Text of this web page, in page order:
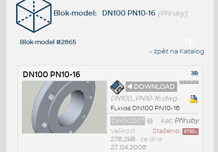
Blok-model: DN100 PN10-16 (Příruby)
Blok-model #2865
« zpět na Katalog
DN100 PN10-16
◄ DOWNLOAD
DN100_PN10-16.dwg
Flange DN100 PN10-16
kat:Příruby
DWG2007
Staženo: 6730x
Velikost
276,2kB• ze dne
27.04.2008